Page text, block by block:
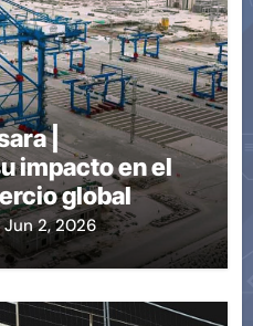
|
impacto en el
global
Jun 2, 2026